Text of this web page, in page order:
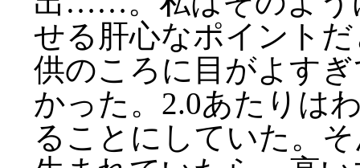
せる肝心なポイント
供のころに目がよす
かった。2.0あたりは
ることにしていた。